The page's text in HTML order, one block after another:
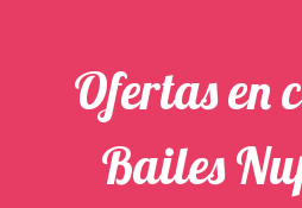
Ofertas en
Bailes